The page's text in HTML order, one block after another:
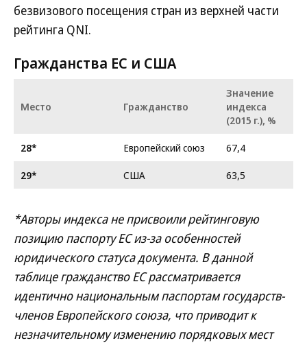
безвизового посещения стран из верхней части
рейтинга QNI.
Гражданства ЕС и США
Место Гражданство
Значение
индекса
(2015 г.), %
28*
Европейский союз
67,4
29*
США 63,5
*Авторы индекса не присвоили рейтинговую
позицию паспорту ЕС из-за особенностей
юридического статуса документа. В данной
таблице гражданство ЕС рассматривается
идентично национальным паспортам государств-
членов Европейского союза, что приводит к
незначительному изменению порядковых мест